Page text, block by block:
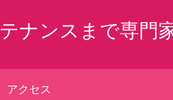
ナンスまで専門
アクセス